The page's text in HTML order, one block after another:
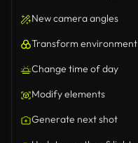
New camera angles
Transform environment
Change time of day
Modify elements
Generate next shot